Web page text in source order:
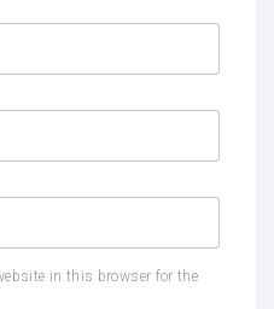
in this browser for the